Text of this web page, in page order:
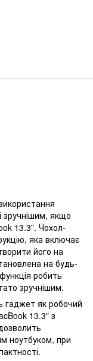
зручнішим, якщо
13.3". Чохол-
яка включає
його на
​​на будь-
робить
зручнішим.
гаджет як робочий
13.3" з
ноутбуком, при